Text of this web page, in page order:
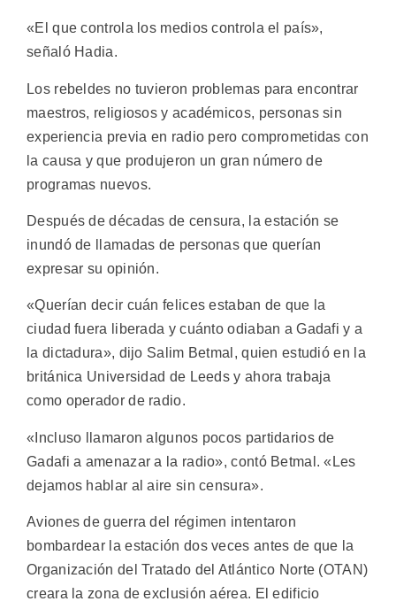
«El que controla los medios controla el país»,
señaló Hadia.
Los rebeldes no tuvieron problemas para encontrar
maestros, religiosos y académicos, personas sin
experiencia previa en radio pero comprometidas con
la causa y que produjeron un gran número de
programas nuevos.
Después de décadas de censura, la estación se
inundó de llamadas de personas que querían
expresar su opinión.
«Querían decir cuán felices estaban de que la
ciudad fuera liberada y cuánto odiaban a Gadafi y a
la dictadura», dijo Salim Betmal, quien estudió en la
británica Universidad de Leeds y ahora trabaja
como operador de radio.
«Incluso llamaron algunos pocos partidarios de
Gadafi a amenazar a la radio», contó Betmal. «Les
dejamos hablar al aire sin censura».
Aviones de guerra del régimen intentaron
bombardear la estación dos veces antes de que la
Organización del Tratado del Atlántico Norte (OTAN)
creara la zona de exclusión aérea. El edificio